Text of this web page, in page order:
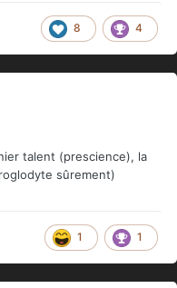
8 4
talent (prescience), la
sûrement)
1 1